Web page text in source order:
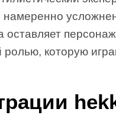
намеренно
которую